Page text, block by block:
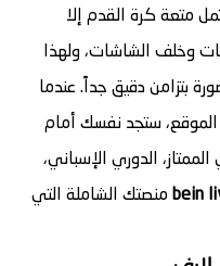
متعة كرة القدم إلا
وخلف الشاشات، ولهذا
بتزامن دقيق جداً. عندما
الموقع، ستجد نفسك أمام
الدوري الإسباني،
bein منصتك الشاملة التي